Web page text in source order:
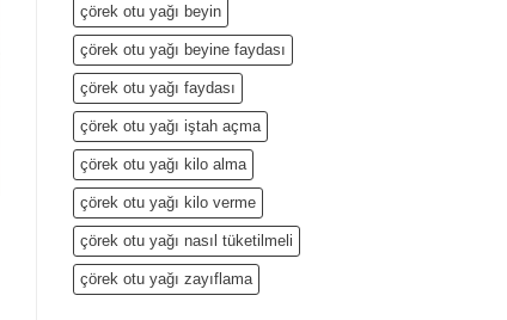
çörek otu yağı beyin
çörek otu yağı beyine faydası
çörek otu yağı faydası
çörek otu yağı iştah açma
çörek otu yağı kilo alma
çörek otu yağı kilo verme
çörek otu yağı nasıl tüketilmeli
çörek otu yağı zayıflama